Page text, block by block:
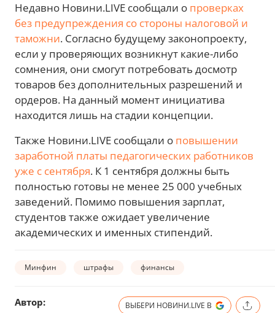
Недавно Новини.LIVE сообщали о проверках
без предупреждения со стороны налоговой и
таможни. Согласно будущему законопроекту,
если у проверяющих возникнут какие-либо
сомнения, они смогут потребовать досмотр
товаров без дополнительных разрешений и
ордеров. На данный момент инициатива
находится лишь на стадии концепции.
Также Новини.LIVE сообщали о повышении
заработной платы педагогических работников
уже с сентября. К 1 сентября должны быть
полностью готовы не менее 25 000 учебных
заведений. Помимо повышения зарплат,
студентов также ожидает увеличение
академических и именных стипендий.
Минфин штрафы финансы
Автор: ВЫБЕРИ НОВИНИ.LIVE В